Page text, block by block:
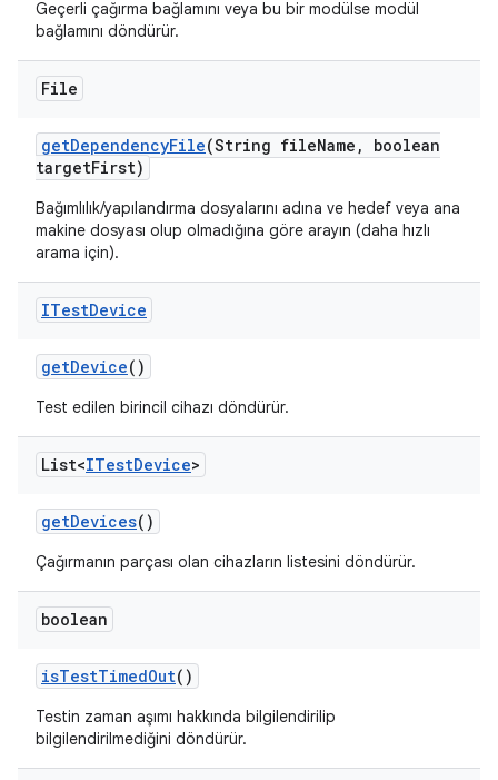
Geçerli çağırma bağlamını veya bu bir modülse modül
bağlamını döndürür.
File
getDependencyFile(String fileName ,
boolean
targetFirst)
Bağımlılık/yapılandırma dosyalarını adına ve hedef veya ana
makine dosyası olup olmadığına göre arayın (daha hızlı
arama için).
ITestDevice
getDevice()
Test edilen birincil cihazı döndürür.
List<ITestDevice>
getDevices()
Çağırmanın parçası olan cihazların listesini döndürür.
boolean
isTestTimedOut()
Testin zaman aşımı hakkında bilgilendirilip
bilgilendirilmediğini döndürür.